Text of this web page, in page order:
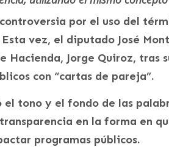
por el uso del
vez, el diputado José
Jorge Quiroz, tras
con “cartas de pareja”.
tono y el fondo de las
en la forma en
programas públicos.